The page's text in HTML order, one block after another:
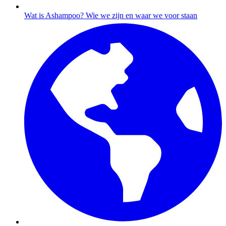
Wat is Ashampoo? Wie we zijn en waar we voor staan